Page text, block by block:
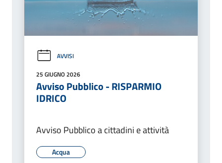
AVVISI
25 GIUGNO 2026
Avviso Pubblico - RISPARMIO
IDRICO
Avviso Pubblico a cittadini e attività
Acqua